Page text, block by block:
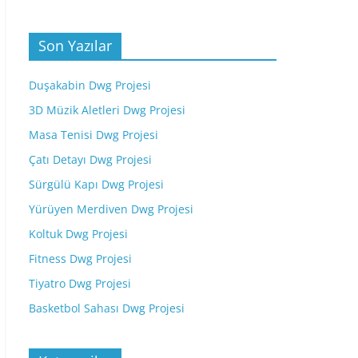
Son Yazılar
Duşakabin Dwg Projesi
3D Müzik Aletleri Dwg Projesi
Masa Tenisi Dwg Projesi
Çatı Detayı Dwg Projesi
Sürgülü Kapı Dwg Projesi
Yürüyen Merdiven Dwg Projesi
Koltuk Dwg Projesi
Fitness Dwg Projesi
Tiyatro Dwg Projesi
Basketbol Sahası Dwg Projesi